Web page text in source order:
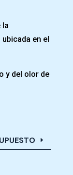
la
en el
y del olor de